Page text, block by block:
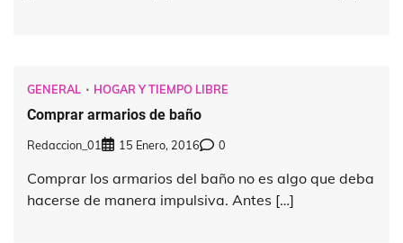
GENERAL HOGAR Y TIEMPO LIBRE
Comprar armarios de baño
Redaccion_01 15 Enero, 2016 0
Comprar los armarios del baño no es algo que deba
hacerse de manera impulsiva. Antes […]